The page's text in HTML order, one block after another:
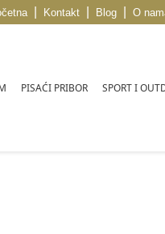
Kontakt Blog O
PISAĆI PRIBOR SPORT I